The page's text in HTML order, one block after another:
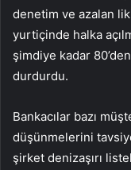
denetim ve azalan
yurtiçinde halka
şimdiye kadar
durdurdu.
Bankacılar bazı
düşünmelerini
şirket denizaşırı